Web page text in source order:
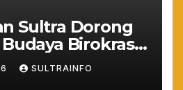
Sultra Dorong
Birokrasi
2026
SULTRAINFO